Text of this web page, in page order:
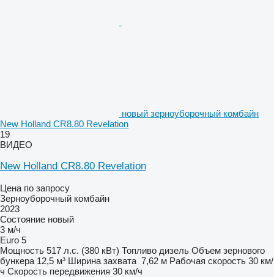
новый зерноуборочный комбайн
New Holland CR8.80 Revelation
19
ВИДЕО
New Holland CR8.80 Revelation
Цена по запросу
Зерноуборочный комбайн
2023
Состояние новый
3 м/ч
Euro 5
Мощность 517 л.с. (380 кВт) Топливо дизель Объем зернового
бункера 12,5 м³ Ширина захвата 7,62 м Рабочая скорость 30 км/
ч Скорость передвижения 30 км/ч